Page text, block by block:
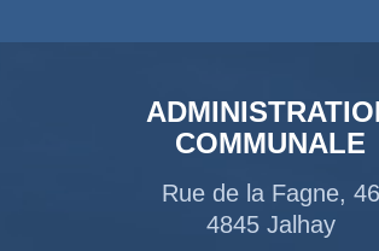
COMMUNALE
Rue de la Fagne, 46
4845 Jalhay